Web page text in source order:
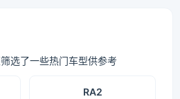
选了一些热门车型供参考
RA2